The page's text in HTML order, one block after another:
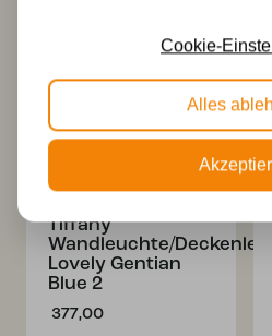
Tiffany
Wandleuchte/
Lovely Gentian
Blue 2
377,00
Cookie-
Alles